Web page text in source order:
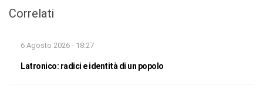
Correlati
6 Agosto 2026 - 18:27
Latronico: radici e identità di un popolo